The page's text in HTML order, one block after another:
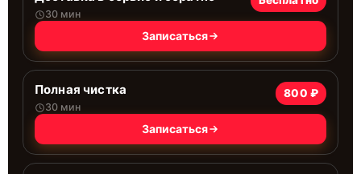
30 мин
Записаться
Полная чистка
30 мин
800 ₽
Записаться